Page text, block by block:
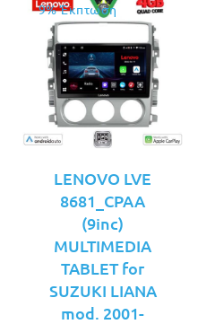
9% Έκπτωση
LENOVO LVE
8681_CPAA
(9inc)
MULTIMEDIA
TABLET for
SUZUKI LIANA
mod. 2001-